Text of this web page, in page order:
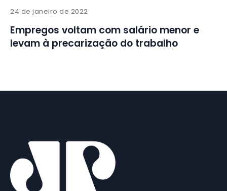
24 de janeiro de 2022
Empregos voltam com salário menor e
levam à precarização do trabalho